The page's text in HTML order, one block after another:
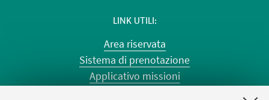
LINK UTILI
Area riservata
Sistema di prenotazione
Applicativo missioni